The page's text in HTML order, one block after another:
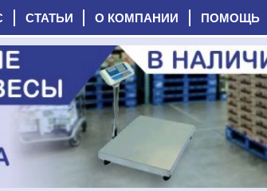
СТАТЬИ О КОМПАНИИ ПОМОЩЬ